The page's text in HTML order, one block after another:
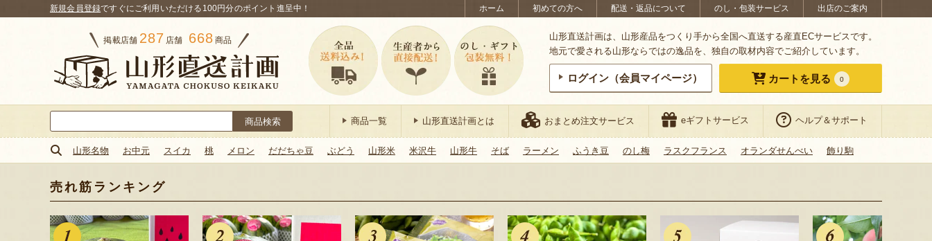
ホーム 初めての方へ 配送・返品について のし・包装サービス 出店のご案内
新規会員登録ですぐにご利用いただける100円分のポイント進呈中！
掲載店舗 287 店舗 668 商品
山形直送計画は、山形産品をつくり手から全国へ直送する産直ECサービスです。
地元で愛される山形ならではの逸品を、独自の取材内容でご紹介しています。
ログイン（会員マイページ） カートを見る 0
索:
商品一覧 山形直送計画とは おまとめ注文サービス eギフトサービス ヘルプ＆サポート
山形名物 お中元 スイカ 桃 メロン だだちゃ豆 ぶどう 山形米 米沢牛 山形牛 そば ラーメン ふうき豆 のし梅 ラスクフランス オランダせんべい 飾り駒
売れ筋ランキング